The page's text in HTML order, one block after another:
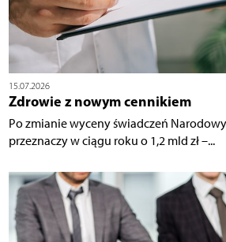
15.07.2026
Zdrowie z nowym cennikiem
Po zmianie wyceny świadczeń
przeznaczy w ciągu roku o 1,2 mld zł –...